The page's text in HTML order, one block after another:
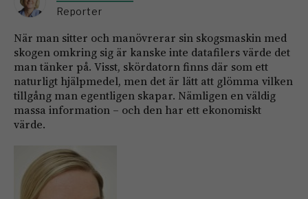
Reporter
När man sitter och manövrerar sin skogsmaskin med
skogen omkring sig är kanske inte datafilers värde det
man tänker på. Visst, skördatorn finns där som ett
naturligt hjälpmedel, men det är lätt att glömma vilken
tillgång man egentligen skapar. Nämligen en väldig
massa information – och den har ett ekonomiskt
värde.